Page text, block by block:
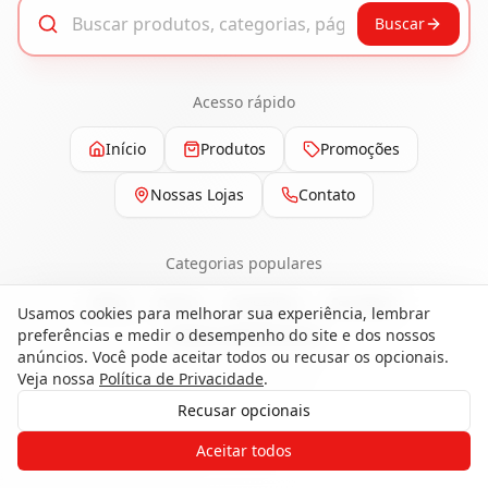
Buscar
Acesso rápido
Início Produtos Promoções
Nossas Lojas Contato
Categorias populares
Pisos
Ferragens
Painéis e Revestimentos
Gostaria de receber o contato de um
de nossos especialistas?
Usamos cookies para melhorar sua experiência, lembrar
preferências e medir o desempenho do site e dos nossos
anúncios. Você pode aceitar todos ou recusar os opcionais.
Veja nossa Política de Privacidade.
Recusar opcionais
Aceitar todos